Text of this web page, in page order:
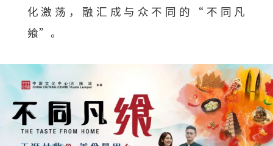
化激荡，融汇成与众不同的“不同凡
飨”。